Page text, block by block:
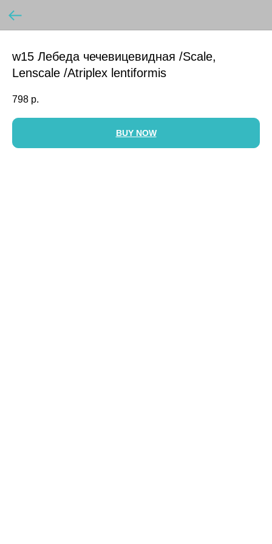
w15 Лебеда чечевицевидная /Scale,
Lenscale /Atriplex lentiformis
798 р.
BUY NOW